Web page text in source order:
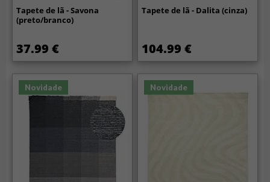
Tapete de lã - Savona
(preto/branco)
37.99 €
Tapete de lã - Dalita (cinza)
104.99 €
Novidade Novidade